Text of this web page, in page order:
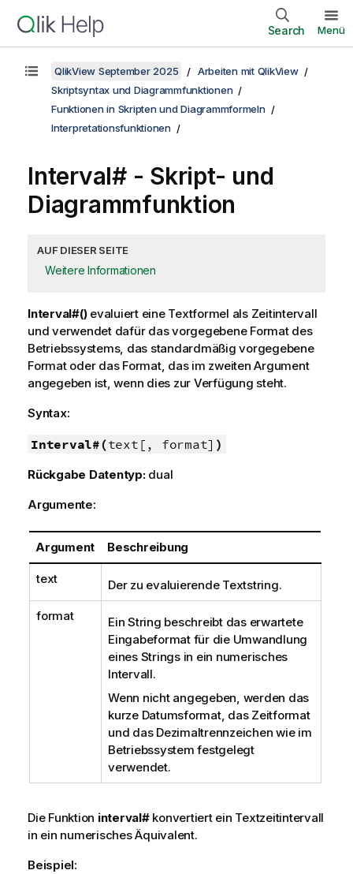
Search Menü
QlikView September 2025
Arbeiten mit QlikView
Skriptsyntax und Diagrammfunktionen
Funktionen in Skripten und Diagrammformeln
Interpretationsfunktionen
Interval# - Skript- und
Diagrammfunktion
AUF DIESER SEITE
Weitere Informationen
Interval#()evaluiert eine Textformel als Zeitintervall
und verwendet dafür das vorgegebene Format des
Betriebssystems, das standardmäßig vorgegebene
Format oder das Format, das im zweiten Argument
angegeben ist, wenn dies zur Verfügung steht.
Syntax:
Interval#(text[, format] )
Rückgabe Datentyp: dual
Argumente:
Argument Beschreibung
text Der zu evaluierende Textstring.
format
Ein String beschreibt das erwartete
Eingabeformat für die Umwandlung
eines Strings in ein numerisches
Intervall.
Wenn nicht angegeben, werden das
kurze Datumsformat, das Zeitformat
und das Dezimaltrennzeichen wie im
Betriebssystem festgelegt
verwendet.
Die Funktion interval#konvertiert ein Textzeitintervall
in ein numerisches Äquivalent.
Beispiel: